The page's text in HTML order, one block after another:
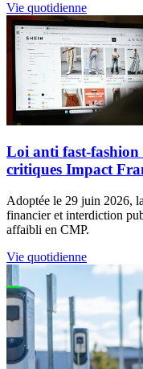
Vie quotidienne
Loi anti fast-fashion
critiques Impact
Adoptée le 29 juin 2026,
financier et interdiction
affaibli en CMP.
Vie quotidienne